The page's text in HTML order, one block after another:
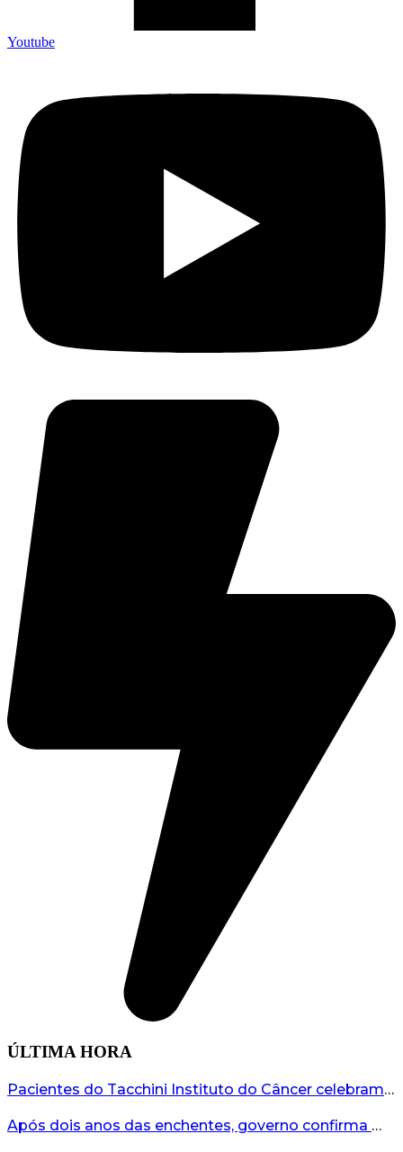
Youtube
ÚLTIMA HORA
Pacientes do Tacchini Instituto do Câncer celebram Dia dos Pais com cuidado e relaxamento...
Após dois anos das enchentes, governo confirma mais de R$19 milhões para nova ponte no Vale do Taquari...